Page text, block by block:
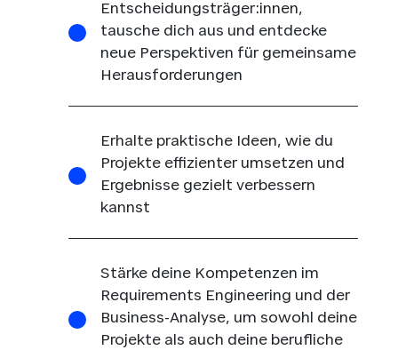
Entscheidungsträger:innen,
tausche dich aus und entdecke
neue Perspektiven für gemeinsame
Herausforderungen
Erhalte praktische Ideen, wie du
Projekte effizienter umsetzen und
Ergebnisse gezielt verbessern
kannst
Stärke deine Kompetenzen im
Requirements Engineering und der
Business-Analyse, um sowohl deine
Projekte als auch deine berufliche